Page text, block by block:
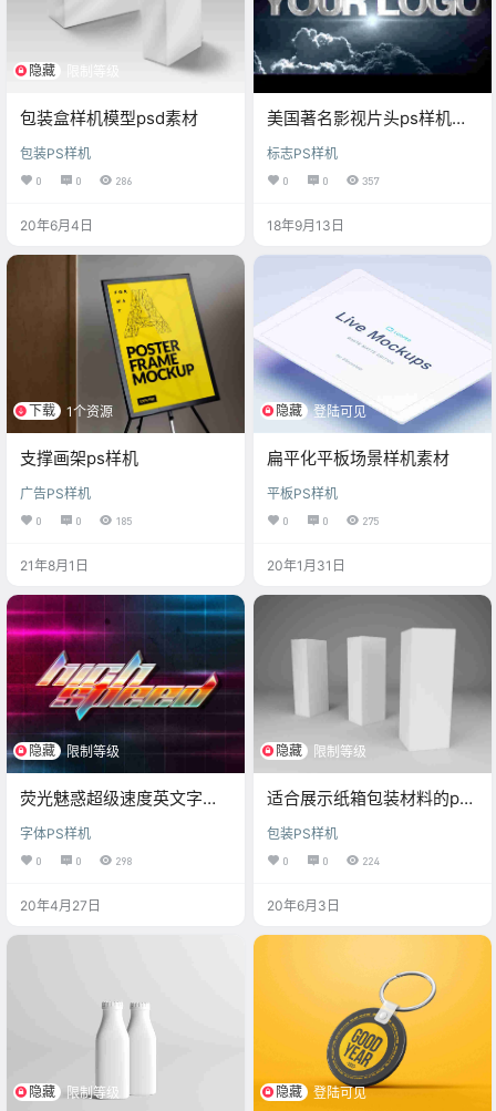
隐藏
包装盒样机模型psd素材
包装PS样机
0 0 286
20年6月4日
美国著名影视片头ps样机场
样机
标志PS样机
0 0 357
18年9月13日
下载 1个资源
支撑画架ps样机
广告PS样机
0 0 185
21年8月1日
隐藏 登陆可见
扁平化平板场景样机素材
平板PS样机
0 0 275
20年1月31日
隐藏 限制等级
荧光魅惑超级速度英文字体
样机
字体PS样机
0 0 298
20年4月27日
隐藏 限制等级
适合展示纸箱包装材料的psd
样机
包装PS样机
0 0 224
20年6月3日
隐藏 限制等级 隐藏 登陆可见